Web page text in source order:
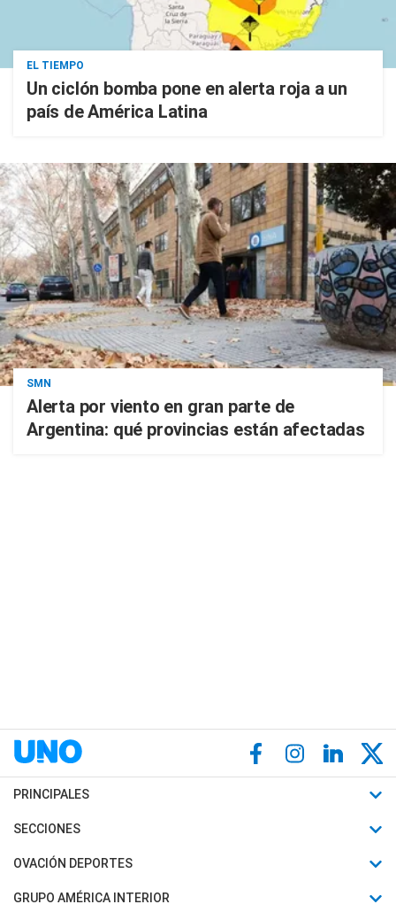
EL TIEMPO
Un ciclón bomba pone en alerta roja a un
país de América Latina
SMN
Alerta por viento en gran parte de
Argentina: qué provincias están afectadas
PRINCIPALES
Últimas Noticias
Política
SECCIONES
Horóscopo
Motores
OVACIÓN DEPORTES
Fútbol
GRUPO AMÉRICA INTERIOR